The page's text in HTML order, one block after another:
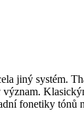
jiný systém.
fonetiky tónů